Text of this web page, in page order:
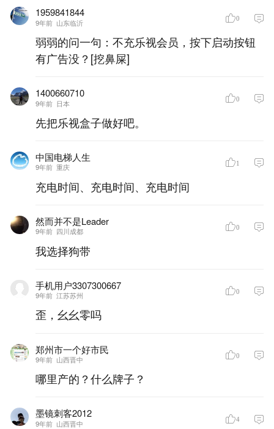
1959841844
9年前 山东临沂 0
弱弱的问一句：不充乐视会员，按下启动按钮
有广告没？[挖鼻屎]
1400660710
9年前 日本 0
先把乐视盒子做好吧。
中国电梯人生
9年前 重庆 1
充电时间、充电时间、充电时间
然而并不是Leader
9年前 四川成都 0
我选择狗带
手机用户3307300667
9年前 江苏苏州 0
歪，幺幺零吗
郑州市一个好市民
9年前 山西晋中 0
哪里产的？什么牌子？
墨镜刺客2012
9年前 山西晋中 4